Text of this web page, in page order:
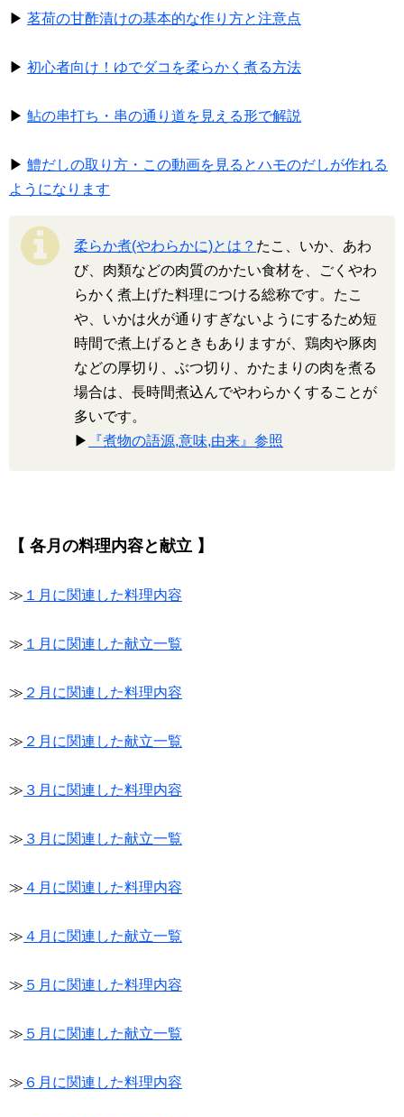
▶ 茗荷の甘酢漬けの基本的な作り方と注意点
▶ 初心者向け！ゆでダコを柔らかく煮る方法
▶ 鮎の串打ち・串の通り道を見える形で解説
▶ 鱧だしの取り方・この動画を見るとハモのだしが作れる
ようになります
柔らか煮(やわらかに)とは？ たこ、いか、あわ
び、肉類などの肉質のかたい食材を、ごくやわ
らかく煮上げた料理につける総称です。たこ
や、いかは火が通りすぎないようにするため短
時間で煮上げるときもありますが、鶏肉や豚肉
などの厚切り、ぶつ切り、かたまりの肉を煮る
場合は、長時間煮込んでやわらかくすることが
多いです。
▶
『煮物の語源,意味,由来』参照
【 各月の料理内容と献立 】
≫ １月に関連した料理内容
≫ １月に関連した献立一覧
≫ ２月に関連した料理内容
≫ ２月に関連した献立一覧
≫ ３月に関連した料理内容
≫ ３月に関連した献立一覧
≫ ４月に関連した料理内容
≫ ４月に関連した献立一覧
≫ ５月に関連した料理内容
≫ ５月に関連した献立一覧
≫ ６月に関連した料理内容